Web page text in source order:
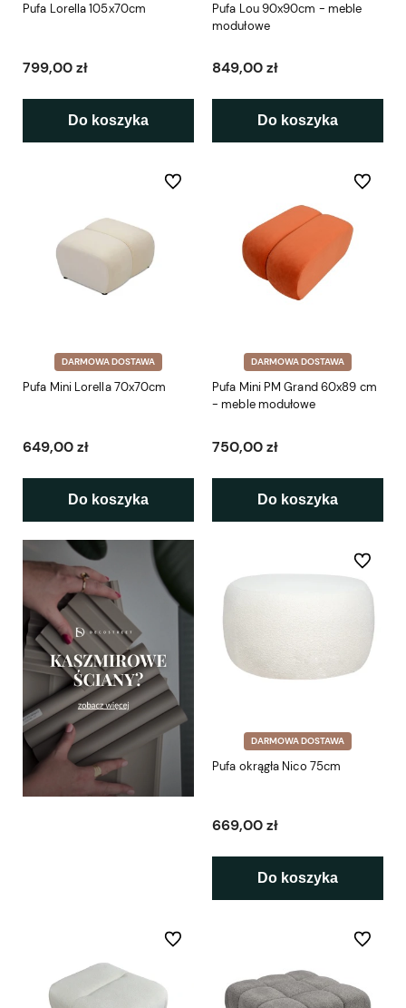
Pufa Lorella 105x70cm
799,00 zł
Do koszyka
Pufa Lou 90x90cm - meble
modułowe
849,00 zł
Do koszyka
DARMOWA DOSTAWA
Pufa Mini Lorella 70x70cm
649,00 zł
Do koszyka
Do ulubionych
DARMOWA DOSTAWA
Pufa Mini PM Grand 60x89 cm
- meble modułowe
750,00 zł
Do koszyka
Do
DARMOWA DOSTAWA
Pufa okrągła Nico 75cm
669,00 zł
Do koszyka
Do
Do ulubionych Do